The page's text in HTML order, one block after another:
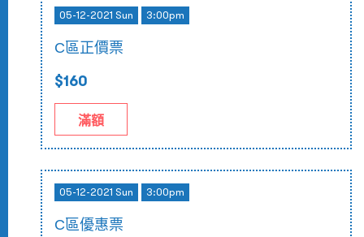
05-12-2021 Sun 3:00pm
C區正價票
$160
滿額
05-12-2021 Sun 3:00pm
C區優惠票